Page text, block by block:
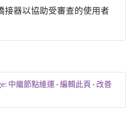
接器以協助受審查的使用者
中繼節點維運 -編輯此頁 - 改善